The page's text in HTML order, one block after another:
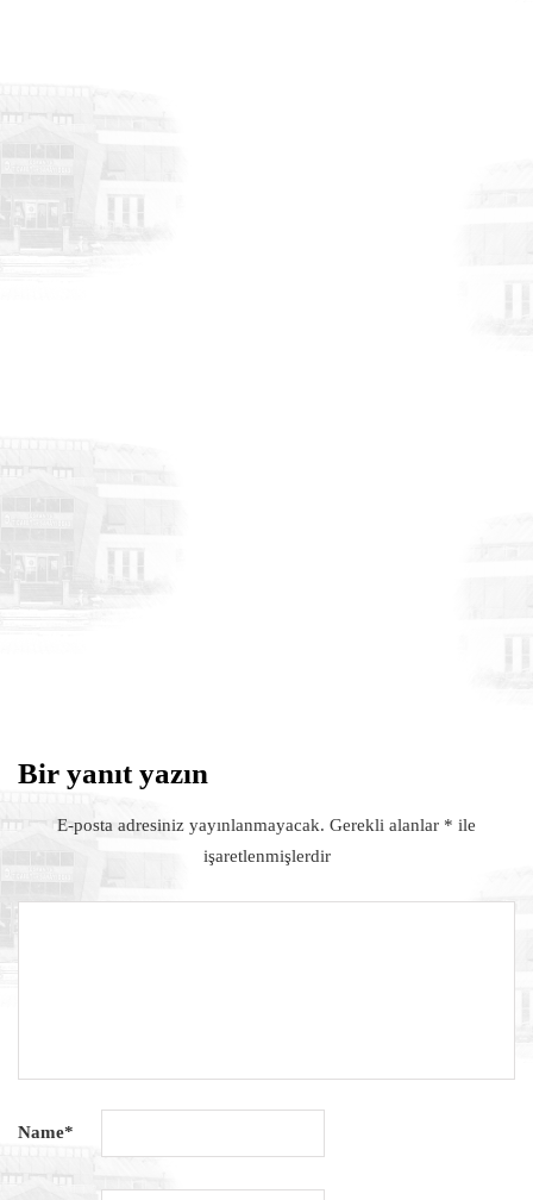
MHP Osmaniye Merkez İlçe Başkanı
Bir yanıt yazın
E-posta adresiniz yayınlanmayacak. Gerekli alanlar * ile
işaretlenmişlerdir
Name*